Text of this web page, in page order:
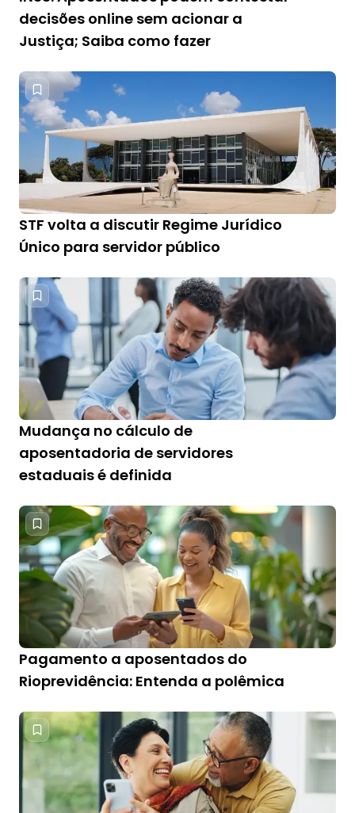
decisões online sem acionar a
Justiça; Saiba como fazer
STF volta a discutir Regime Jurídico
Único para servidor público
Mudança no cálculo de
aposentadoria de servidores
estaduais é definida
Pagamento a aposentados do
Rioprevidência: Entenda a polêmica